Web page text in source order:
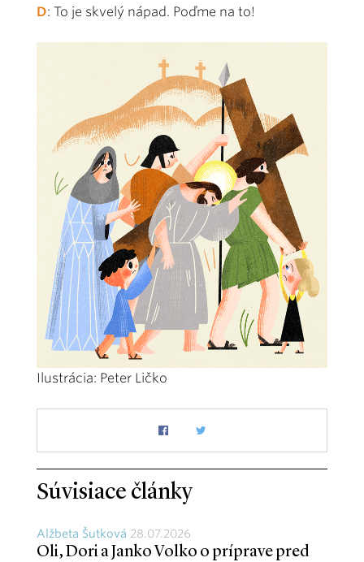
D: To je skvelý nápad. Poďme na to!
Ilustrácia: Peter Ličko
Súvisiace články
Alžbeta Šutková 28.07.2026
Oli, Dori a Janko Volko o príprave pred